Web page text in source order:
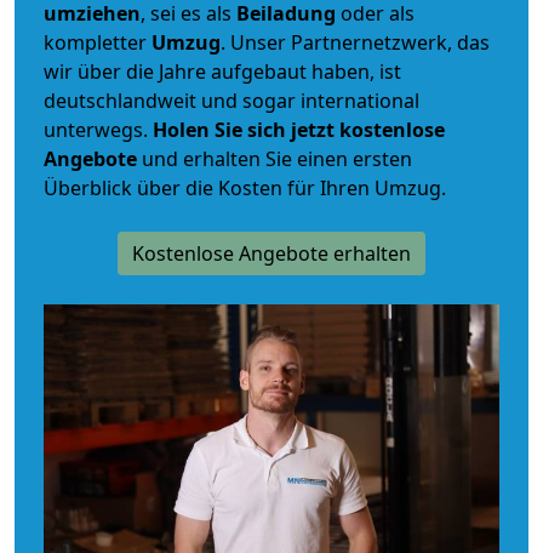
umziehen, sei es als Beiladung oder als
kompletter Umzug. Unser Partnernetzwerk, das
wir über die Jahre aufgebaut haben, ist
deutschlandweit und sogar international
unterwegs. Holen Sie sich jetzt kostenlose
Angebote und erhalten Sie einen ersten
Überblick über die Kosten für Ihren Umzug.
Kostenlose Angebote erhalten